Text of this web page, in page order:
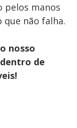
pelos manos
que não falha.
nosso
de